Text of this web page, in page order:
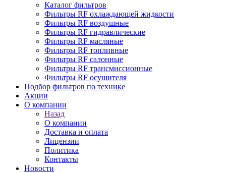
Каталог фильтров
Фильтры RF охлаждающей жидкости
Фильтры RF воздушные
Фильтры RF гидравлические
Фильтры RF масляные
Фильтры RF топливные
Фильтры RF салонные
Фильтры RF трансмиссионные
Фильтры RF осушителя
Подбор фильтров по технике
Акции
О компании
Назад
О компании
Доставка и оплата
Лицензии
Политика
Контакты
Новости